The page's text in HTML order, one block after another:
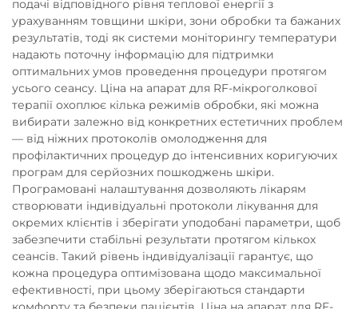
подачі відповідного рівня теплової енергії з
урахуванням товщини шкіри, зони обробки та бажаних
результатів, тоді як системи моніторингу температури
надають поточну інформацію для підтримки
оптимальних умов проведення процедури протягом
усього сеансу. Ціна на апарат для RF-мікроголкової
терапії охоплює кілька режимів обробки, які можна
вибирати залежно від конкретних естетичних проблем
— від ніжних протоколів омолодження для
профілактичних процедур до інтенсивних коригуючих
програм для серйозних пошкоджень шкіри.
Програмовані налаштування дозволяють лікарям
створювати індивідуальні протоколи лікування для
окремих клієнтів і зберігати уподобані параметри, щоб
забезпечити стабільні результати протягом кількох
сеансів. Такий рівень індивідуалізації гарантує, що
кожна процедура оптимізована щодо максимальної
ефективності, при цьому зберігаються стандарти